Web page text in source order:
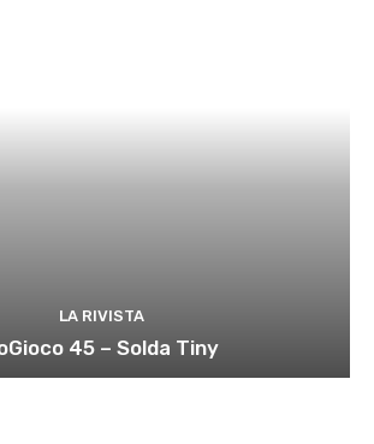
LA RIVISTA
45 – Solda Tiny